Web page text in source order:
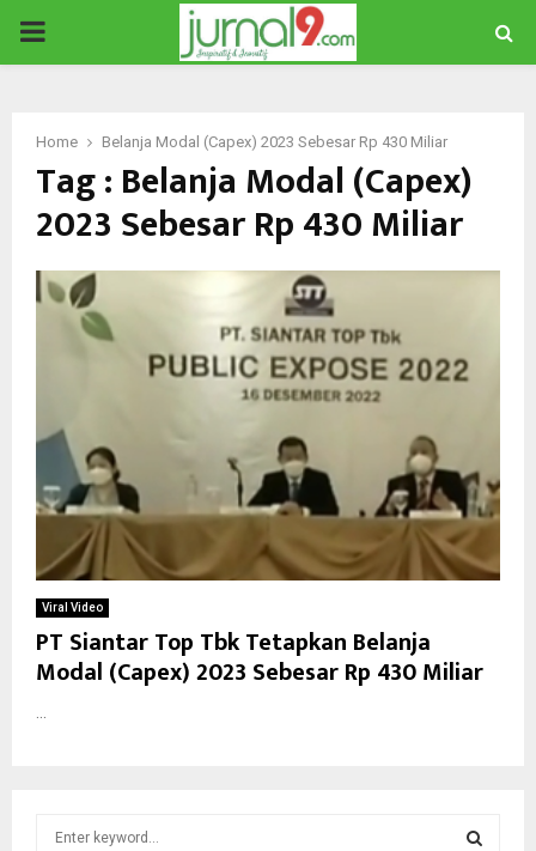
PRIMARY
Home Belanja Modal (Capex) 2023 Sebesar Rp 430 Miliar
Tag : Belanja Modal (Capex)
2023 Sebesar Rp 430 Miliar
Viral Video
PT Siantar Top Tbk Tetapkan Belanja
Modal (Capex) 2023 Sebesar Rp 430 Miliar